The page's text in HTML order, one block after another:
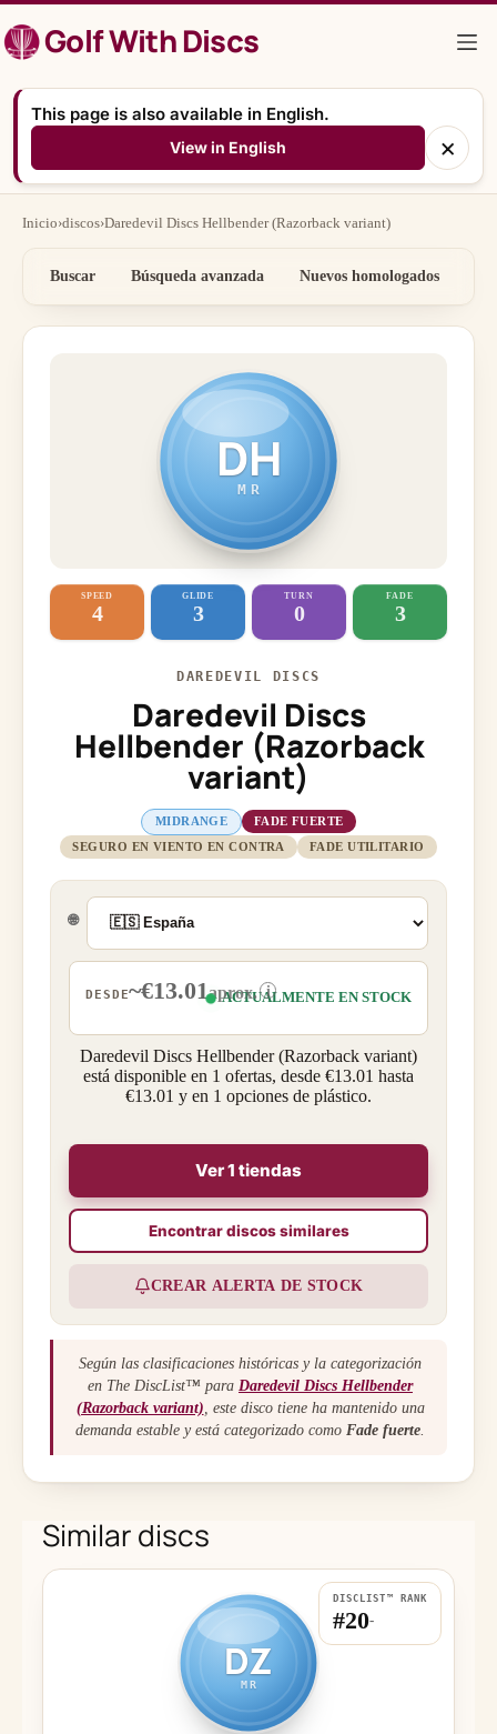
al
contenidoGolf With Discs
This page is also available in English.
View in English ×
Inicio›discos›Daredevil Discs Hellbender (Razorback variant)
Buscar Búsqueda avanzada Nuevos homologados
DH
MR
SPEED
4
GLIDE
3
TURN
0
FADE
3
DAREDEVIL DISCS
Daredevil Discs
Hellbender (Razorback
variant)
MIDRANGE
FADE FUERTE
SEGURO EN VIENTO EN CONTRA
FADE UTILITARIO
🌐
DESDE~€13.01aprox. i
ACTUALMENTE EN STOCK
Daredevil Discs Hellbender (Razorback variant)
está disponible en 1 ofertas, desde €13.01 hasta
€13.01 y en 1 opciones de plástico.
Ver 1 tiendas
Encontrar discos similares
CREAR ALERTA DE STOCK
Según las clasificaciones históricas y la categorización
en The DiscList™ para Daredevil Discs Hellbender
(Razorback variant) , este disco tiene ha mantenido una
demanda estable y está categorizado como Fade fuerte
Similar discs
DZ
MR
DISCLIST™ RANK
#20-